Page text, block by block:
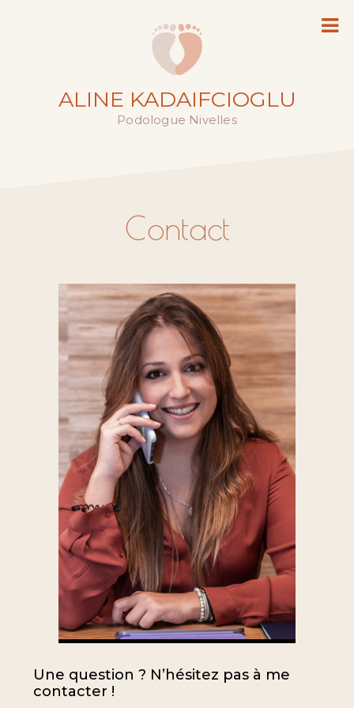
ALINE KADAIFCIOGLU
Podologue Nivelles
Contact
Une question ? N’hésitez pas à me
contacter !